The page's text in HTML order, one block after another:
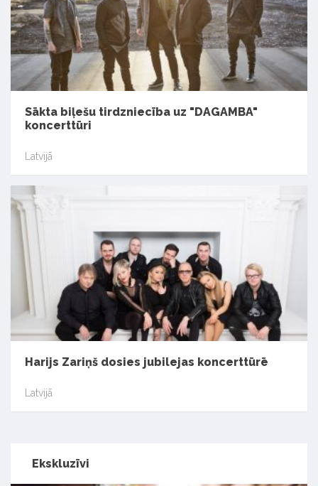
Sākta biļešu tirdzniecība uz "DAGAMBA"
koncerttūri
Latvijā
Harijs Zariņš dosies jubilejas koncerttūrē
Latvijā
Ekskluzīvi